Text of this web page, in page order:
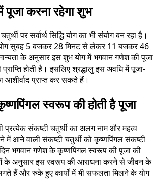
में पूजा करना रहेगा शुभ
पर सर्वार्थ सिद्धि योग का भी संयोग बन रहा है।
सुबह 5 बजकर 28 मिनट से लेकर 11 बजकर 46
के अनुसार इस शुभ योग में भगवान गणेश की पूजा
होती है। इसलिए श्रद्धालु इस अवधि में पूजा-
आशीर्वाद प्राप्त कर सकते हैं।
स्वरूप की होती है पूजा
प्रत्येक संकष्टी चतुर्थी का अलग नाम और महत्व
में आने वाली संकष्टी चतुर्थी को कृष्णपिंगल संकष्टी
भगवान गणेश के कृष्णपिंगल स्वरूप की पूजा की
के अनुसार इस स्वरूप की आराधना करने से जीवन के
हैं और रुके हुए कार्यों में भी सफलता मिलने के योग